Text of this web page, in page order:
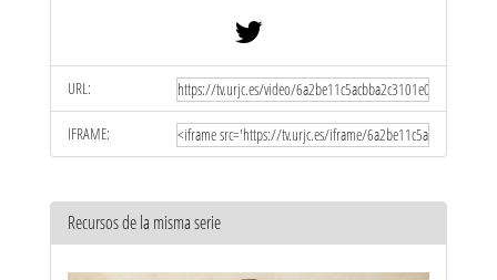
URL:
IFRAME:
Recursos de la misma serie